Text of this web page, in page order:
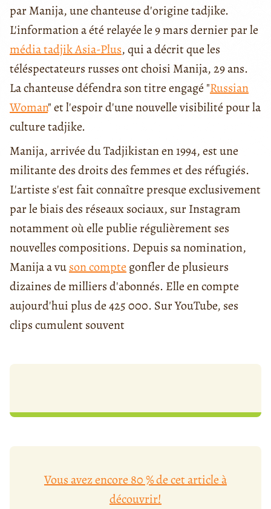
par Manija, une chanteuse d'origine tadjike.
L'information a été relayée le 9 mars dernier par le
média tadjik Asia-Plus, qui a décrit que les
téléspectateurs russes ont choisi Manija, 29 ans.
La chanteuse défendra son titre engagé "Russian
Woman" et l'espoir d'une nouvelle visibilité pour la
culture tadjike.
Manija, arrivée du Tadjikistan en 1994, est une
militante des droits des femmes et des réfugiés.
L'artiste s'est fait connaître presque exclusivement
par le biais des réseaux sociaux, sur Instagram
notamment où elle publie régulièrement ses
nouvelles compositions. Depuis sa nomination,
Manija a vuson compte gonfler de plusieurs
dizaines de milliers d'abonnés. Elle en compte
aujourd'hui plus de 425 000. Sur YouTube, ses
clips cumulent souvent
Vous avez encore 80 % de cet article à
découvrir!